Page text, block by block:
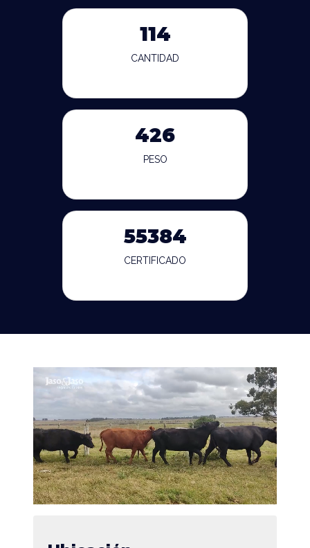
114
CANTIDAD
426
PESO
55384
CERTIFICADO